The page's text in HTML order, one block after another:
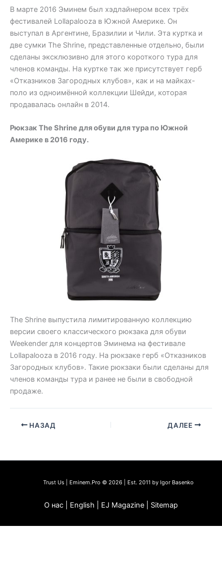
В марте 2016 Эминем был хэдлайнером всех трёх
фестивалей Lollapalooza в Южной Америке. Он
выступал в Аргентине, Бразилии и Чили. Эта куртка и
две сумки The Shrine, представленные отдельно, были
сделаны эксклюзивно для этого короткого тура для
членов команды. На куртке так же присутствует герб
«Отказников Загородных клубов», как и на майках-
поло из одноимённой коллекции Шейди, которая
продавалась онлайн в 2014.
Рюкзак The Shrine для обуви для тура по Южной
Америке в 2016 году.
The Shrine выпустила лимитированную коллекцию
версии своего классического рюкзака для обуви
Weekender для концертов Эминема на фестивале
Lollapalooza в 2016 году. На рюкзаке герб «Отказников
Загородных клубов». Такие рюкзаки были сделаны для
членов команды тура и ранее не были в свободной
продаже.
НАЗАД ДАЛЕЕ
Trust Us | Eminem.Pro © 2026 | Est. 2011 by Igor Basenko
О нас | English | EJ Magazine | Sitemap